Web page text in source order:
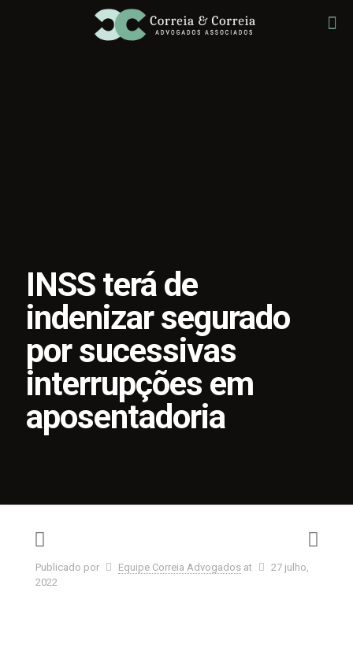
INSS terá de
indenizar segurado
por sucessivas
interrupções em
aposentadoria
Publicado por Equipe Correia Advogados at
27 julho,
2022